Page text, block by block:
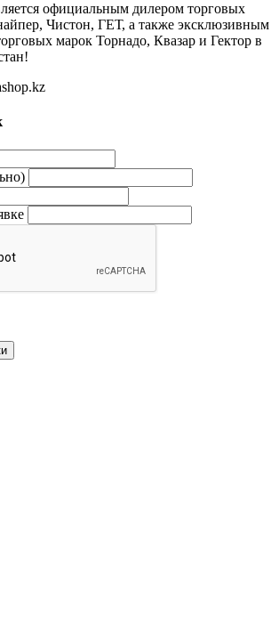
официальным дилером торговых
Чистон, ГЕТ, а также эксклюзивным
марок Торнадо, Квазар и Гектор в